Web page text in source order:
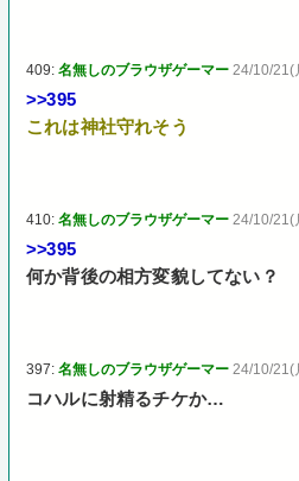
409:名無しのブラウザゲーマー 24/10/21(
>>395
これは神社守れそう
410:名無しのブラウザゲーマー 24/10/21(
>>395
何か背後の相方変貌してない？
397:名無しのブラウザゲーマー 24/10/21(
コハルに射精るチケか…